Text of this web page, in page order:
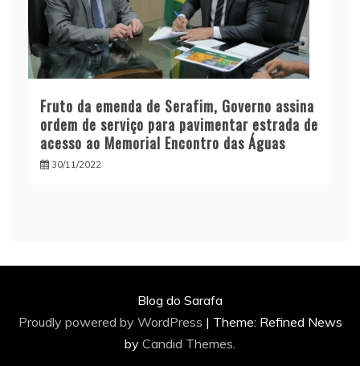
Fruto da emenda de Serafim, Governo assina
ordem de serviço para pavimentar estrada de
acesso ao Memorial Encontro das Águas
30/11/2022
Blog do Sarafa
Proudly powered by WordPress | Theme: Refined News
by Candid Themes.